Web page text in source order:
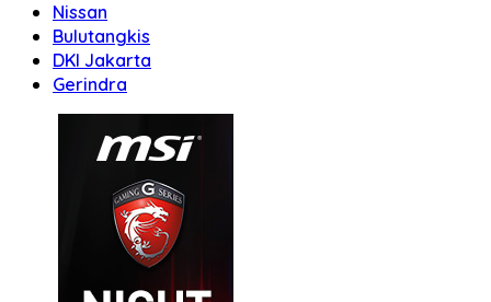
Nissan
Bulutangkis
DKI Jakarta
Gerindra